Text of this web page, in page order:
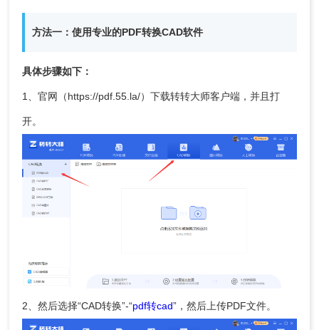
方法一：使用专业的PDF转换CAD软件
具体步骤如下：
1、官网（https://pdf.55.la/）下载转转大师客户端，并且打
开。
2、然后选择“CAD转换”-“pdf转cad”，然后上传PDF文件。